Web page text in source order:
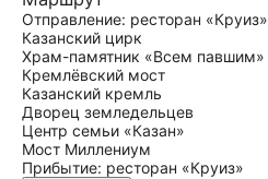
Отправление: ресторан «Круиз»
Казанский цирк
Храм-памятник «Всем павшим»
Кремлёвский мост
Казанский кремль
Дворец земледельцев
Центр семьи «Казан»
Мост Миллениум
Прибытие: ресторан «Круиз»